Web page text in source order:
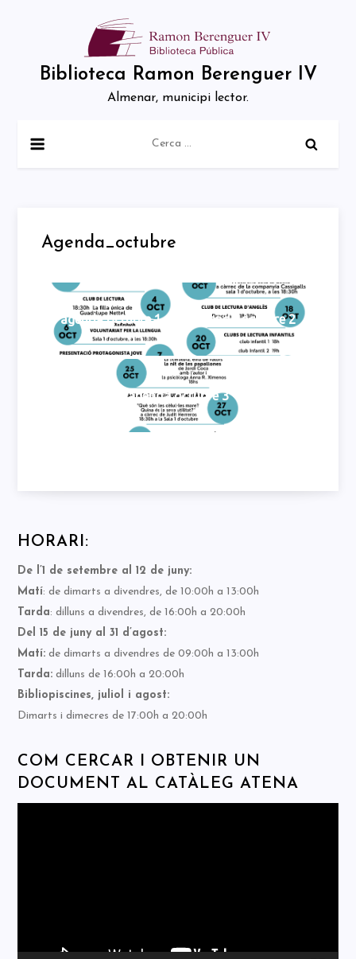
Biblioteca Ramon Berenguer IV
Almenar, municipi lector.
Agenda_octubre
agenda octubre 1 agenda octubre 2
agenda octubre 3
HORARI:
De l’1 de setembre al 12 de juny:
Matí: de dimarts a divendres, de 10:00h a 13:00h
Tarda: dilluns a divendres, de 16:00h a 20:00h
Del 15 de juny al 31 d’agost:
Matí: de dimarts a divendres de 09:00h a 13:00h
Tarda: dilluns de 16:00h a 20:00h
Bibliopiscines, juliol i agost:
Dimarts i dimecres de 17:00h a 20:00h
COM CERCAR I OBTENIR UN
DOCUMENT AL CATÀLEG ATENA